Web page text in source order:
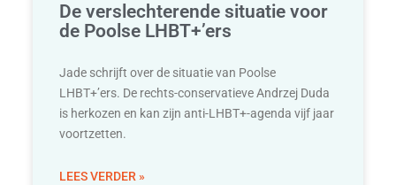
De verslechterende situatie voor
de Poolse LHBT+’ers
Jade schrijft over de situatie van Poolse
LHBT+’ers. De rechts-conservatieve Andrzej Duda
is herkozen en kan zijn anti-LHBT+-agenda vijf jaar
voortzetten.
LEES VERDER »